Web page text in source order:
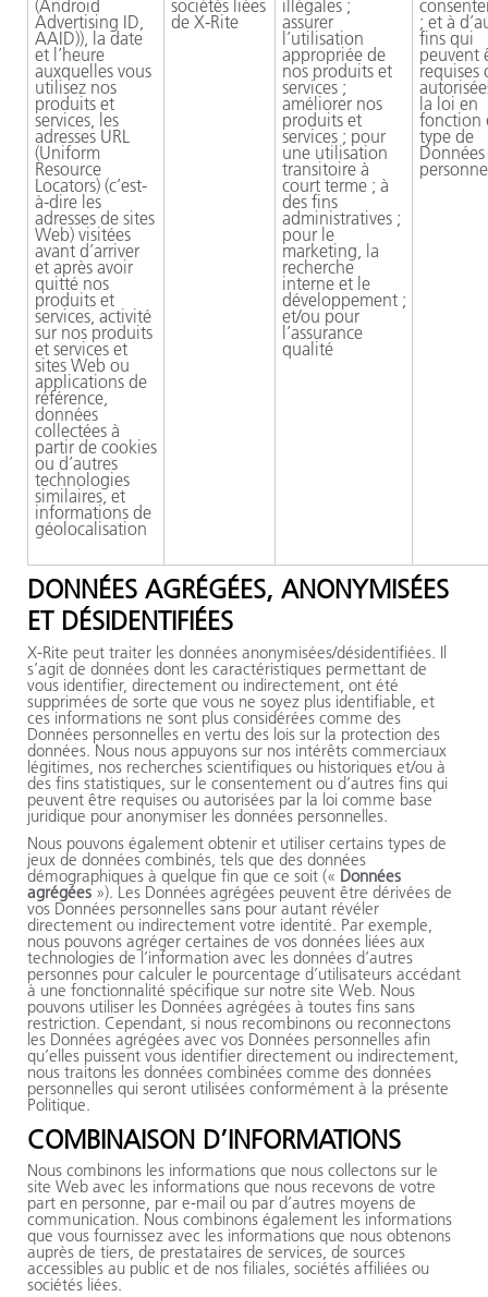
(Android
Advertising ID,
AAID)), la date
et l’heure
auxquelles vous
utilisez nos
produits et
services, les
adresses URL
(Uniform
Resource
Locators) (c’est-
à-dire les
adresses de sites
Web) visitées
avant d’arriver
et après avoir
quitté nos
produits et
services, activité
sur nos produits
et services et
sites Web ou
applications de
référence,
données
collectées à
partir de cookies
ou d’autres
technologies
similaires, et
informations de
géolocalisation
sociétés liées
de X-Rite
illégales ;
assurer
l’utilisation
appropriée de
nos produits et
services ;
améliorer nos
produits et
services ; pour
une utilisation
transitoire à
court terme ; à
des fins
administratives ;
pour le
marketing, la
recherche
interne et le
développement ;
et/ou pour
l’assurance
qualité
; et à
fins qui
peuvent
requises
la loi en
fonction
type de
Données
DONNÉES AGRÉGÉES, ANONYMISÉES
ET DÉSIDENTIFIÉES
X-Rite peut traiter les données anonymisées/désidentifiées. Il
s’agit de données dont les caractéristiques permettant de
vous identifier, directement ou indirectement, ont été
supprimées de sorte que vous ne soyez plus identifiable, et
ces informations ne sont plus considérées comme des
Données personnelles en vertu des lois sur la protection des
données. Nous nous appuyons sur nos intérêts commerciaux
légitimes, nos recherches scientifiques ou historiques et/ou à
des fins statistiques, sur le consentement ou d’autres fins qui
peuvent être requises ou autorisées par la loi comme base
juridique pour anonymiser les données personnelles.
Nous pouvons également obtenir et utiliser certains types de
jeux de données combinés, tels que des données
démographiques à quelque fin que ce soit (« Données
agrégées»). Les Données agrégées peuvent être dérivées de
vos Données personnelles sans pour autant révéler
directement ou indirectement votre identité. Par exemple,
nous pouvons agréger certaines de vos données liées aux
technologies de l’information avec les données d’autres
personnes pour calculer le pourcentage d’utilisateurs accédant
à une fonctionnalité spécifique sur notre site Web. Nous
pouvons utiliser les Données agrégées à toutes fins sans
restriction. Cependant, si nous recombinons ou reconnectons
les Données agrégées avec vos Données personnelles afin
qu’elles puissent vous identifier directement ou indirectement,
nous traitons les données combinées comme des données
personnelles qui seront utilisées conformément à la présente
Politique.
COMBINAISON D’INFORMATIONS
Nous combinons les informations que nous collectons sur le
site Web avec les informations que nous recevons de votre
part en personne, par e-mail ou par d’autres moyens de
communication. Nous combinons également les informations
que vous fournissez avec les informations que nous obtenons
auprès de tiers, de prestataires de services, de sources
accessibles au public et de nos filiales, sociétés affiliées ou
sociétés liées.